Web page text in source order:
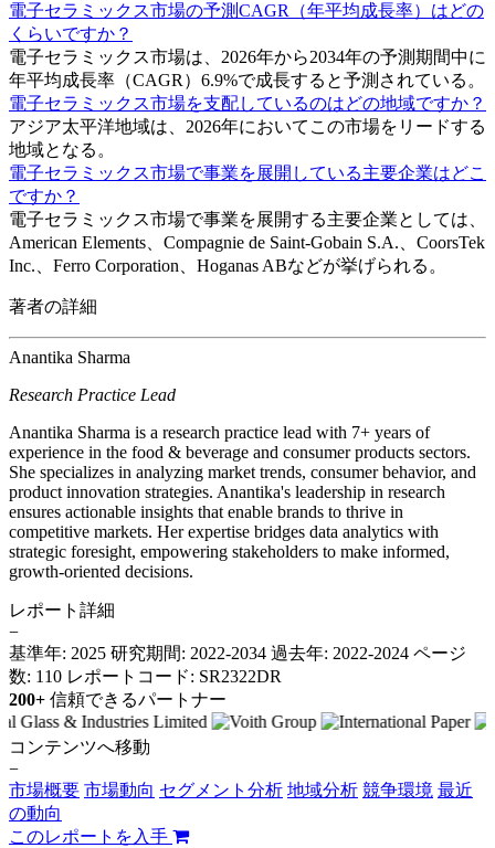
電子セラミックス市場の予測CAGR（年平均成長率）はどの
くらいですか？
電子セラミックス市場は、2026年から2034年の予測期間中に
年平均成長率（CAGR）6.9%で成長すると予測されている。
電子セラミックス市場を支配しているのはどの地域ですか？
アジア太平洋地域は、2026年においてこの市場をリードする
地域となる。
電子セラミックス市場で事業を展開している主要企業はどこ
ですか？
電子セラミックス市場で事業を展開する主要企業としては、
American Elements、Compagnie de Saint-Gobain S.A.、CoorsTek
Inc.、Ferro Corporation、Hoganas ABなどが挙げられる。
著者の詳細
Anantika Sharma
Research Practice Lead
Anantika Sharma is a research practice lead with 7+ years of
experience in the food & beverage and consumer products sectors.
She specializes in analyzing market trends, consumer behavior, and
product innovation strategies. Anantika's leadership in research
ensures actionable insights that enable brands to thrive in
competitive markets. Her expertise bridges data analytics with
strategic foresight, empowering stakeholders to make informed,
growth-oriented decisions.
レポート詳細
−
基準年: 2025 研究期間: 2022-2034 過去年: 2022-2024 ページ
数: 110 レポートコード: SR2322DR
200+ 信頼できるパートナー
コンテンツへ移動
−
市場概要 市場動向 セグメント分析 地域分析 競争環境 最近
の動向
このレポートを入手